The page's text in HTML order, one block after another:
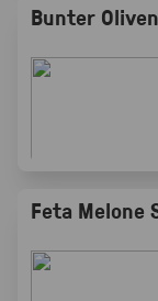
Bunter
Feta Melone